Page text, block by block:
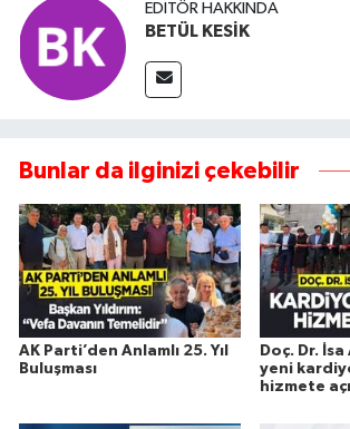
EDITÖR HAKKINDA
BETÜL KESİK
Bunlar da ilginizi çekebilir
AK Parti’den Anlamlı 25. Yıl
Buluşması
Doç. Dr. İsa
yeni
hizmete